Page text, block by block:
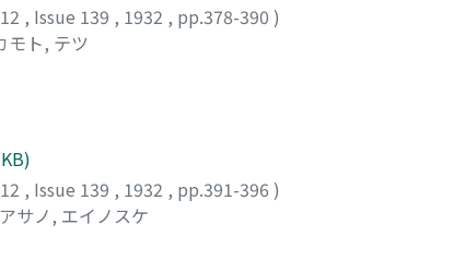
, Issue 139 , 1932 , pp.378-390 )
モト, テツ
, Issue 139 , 1932 , pp.391-396 )
アサノ, エイノスケ